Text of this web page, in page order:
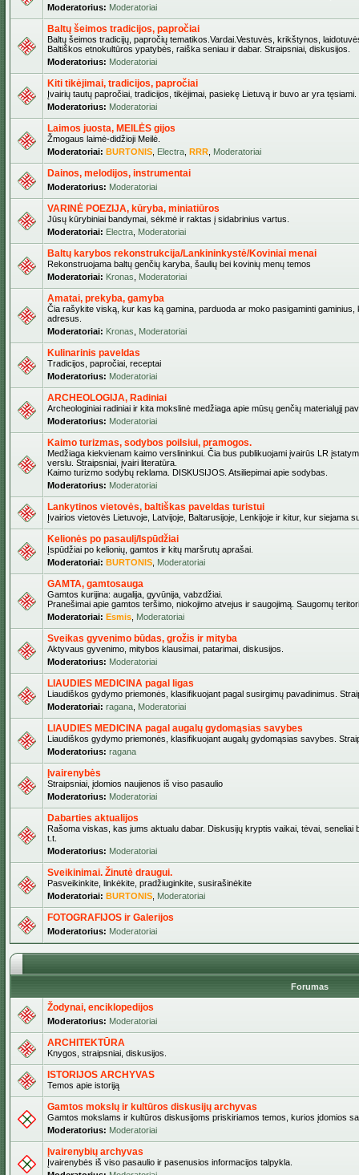
Moderatorius: Moderatoriai
Baltų šeimos tradicijos, papročiai
Baltų šeimos tradicijų, papročių tematikos.Vardai.Vestuvės, krikštynos,
Baltiškos etnokultūros ypatybės, raiška seniau ir dabar. Straipsniai, diskusijos.
Moderatorius: Moderatoriai
Kiti tikėjimai, tradicijos, papročiai
Įvairių tautų papročiai, tradicijos, tikėjimai, pasiekę Lietuvą ir buvo ar yra tęsiami.
Moderatorius: Moderatoriai
Laimos juosta, MEILĖS gijos
Žmogaus laimė-didžioji Meilė.
Moderatoriai: BURTONIS Electra RRR Moderatoriai
Dainos, melodijos, instrumentai
Moderatorius: Moderatoriai
VARINĖ POEZIJA, kūryba, miniatiūros
Jūsų kūrybiniai bandymai, sėkmė ir raktas į sidabrinius vartus.
Moderatoriai: Electra Moderatoriai
Baltų karybos rekonstrukcija/Lankininkystė/Koviniai menai
Rekonstruojama baltų genčių karyba, šaulių bei kovinių menų temos
Moderatoriai: Kronas Moderatoriai
Amatai, prekyba, gamyba
Čia rašykite viską, kur kas ką gamina, parduoda ar moko pasigaminti
adresus.
Moderatoriai: Kronas Moderatoriai
Kulinarinis paveldas
Tradicijos, papročiai, receptai
Moderatorius: Moderatoriai
ARCHEOLOGIJA, Radiniai
Archeologiniai radiniai ir kita mokslinė medžiaga apie mūsų genčių materialųjį
Moderatorius: Moderatoriai
Kaimo turizmas, sodybos poilsiui, pramogos.
Medžiaga kiekvienam kaimo verslininkui. Čia bus publikuojami įvairūs LR
verslu. Straipsniai, įvairi literatūra.
Kaimo turizmo sodybų reklama. DISKUSIJOS. Atsiliepimai apie sodybas.
Moderatorius: Moderatoriai
Lankytinos vietovės, baltiškas paveldas turistui
Įvairios vietovės Lietuvoje, Latvijoje, Baltarusijoje, Lenkijoje ir kitur, kur siejama
Kelionės po pasaulį/Ispūdžiai
Įspūdžiai po kelionių, gamtos ir kitų maršrutų aprašai.
Moderatoriai: BURTONIS Moderatoriai
GAMTA, gamtosauga
Gamtos kurijina: augalija, gyvūnija, vabzdžiai.
Pranešimai apie gamtos teršimo, niokojimo atvejus ir saugojimą. Saugomų
Moderatoriai: Esmis Moderatoriai
Sveikas gyvenimo būdas, grožis ir mityba
Aktyvaus gyvenimo, mitybos klausimai, patarimai, diskusijos.
Moderatorius: Moderatoriai
LIAUDIES MEDICINA pagal ligas
Liaudiškos gydymo priemonės, klasifikuojant pagal susirgimų pavadinimus.
Moderatoriai: ragana Moderatoriai
LIAUDIES MEDICINA pagal augalų gydomąsias savybes
Liaudiškos gydymo priemonės, klasifikuojant augalų gydomąsias savybes.
Moderatorius: ragana
Įvairenybės
Straipsniai, įdomios naujienos iš viso pasaulio
Moderatorius: Moderatoriai
Dabarties aktualijos
Rašoma viskas, kas jums aktualu dabar. Diskusijų kryptis vaikai, tėvai, seneliai
t.t.
Moderatorius: Moderatoriai
Sveikinimai. Žinutė draugui.
Pasveikinkite, linkėkite, pradžiuginkite, susirašinėkite
Moderatoriai: BURTONIS Moderatoriai
FOTOGRAFIJOS ir Galerijos
Moderatorius: Moderatoriai
Forumas
Žodynai, enciklopedijos
Moderatorius: Moderatoriai
ARCHITEKTŪRA
Knygos, straipsniai, diskusijos.
ISTORIJOS ARCHYVAS
Temos apie istoriją
Gamtos mokslų ir kultūros diskusijų archyvas
Gamtos mokslams ir kultūros diskusijoms priskiriamos temos, kurios įdomios
Moderatorius: Moderatoriai
Įvairenybių archyvas
Įvairenybės iš viso pasaulio ir pasenusios informacijos talpykla.